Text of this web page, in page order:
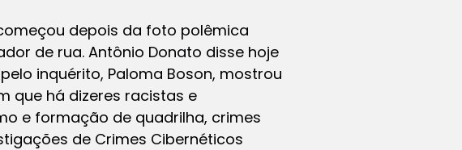
depois da foto polêmica
de rua. Antônio Donato disse hoje
inquérito, Paloma Boson, mostrou
que há dizeres racistas e
e formação de quadrilha, crimes
de Crimes Cibernéticos